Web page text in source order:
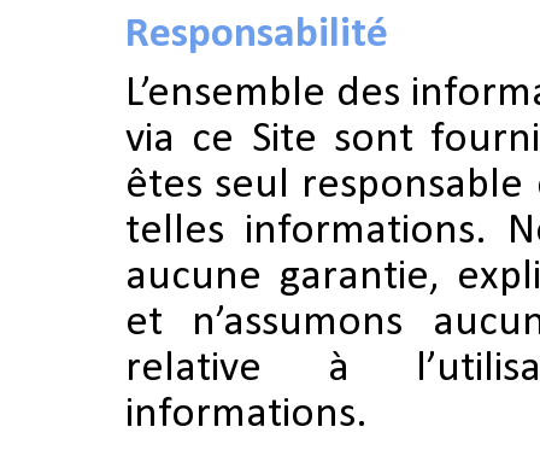
Responsabilité
L’ensemble des
via ce Site sont
êtes seul
telles informations.
aucune garantie,
et n’assumons
relative à
informations.